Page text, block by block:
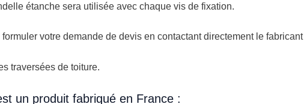
étanche sera utilisée avec chaque vis de fixation.
votre demande de devis en contactant directement le fabricant
traversées de toiture.
un produit fabriqué en France :